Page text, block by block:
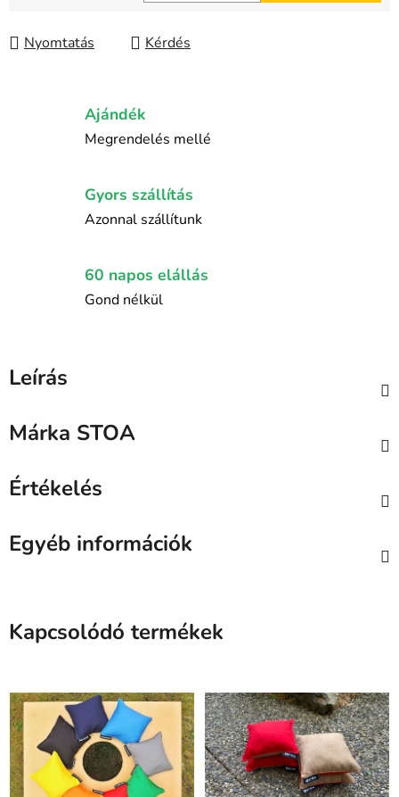
Nyomtatás Kérdés
Ajándék
Megrendelés mellé
Gyors szállítás
Azonnal szállítunk
60 napos elállás
Gond nélkül
Leírás
Márka STOA
Értékelés
Egyéb információk
Kapcsolódó termékek